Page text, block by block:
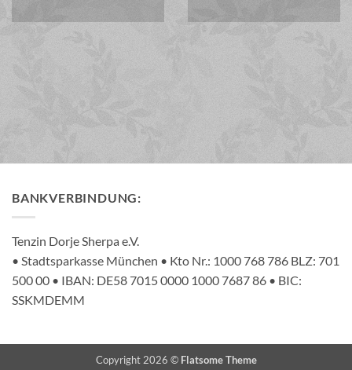
BANKVERBINDUNG:
Tenzin Dorje Sherpa e.V.
• Stadtsparkasse München • Kto Nr.: 1000 768 786 BLZ: 701
500 00 • IBAN: DE58 7015 0000 1000 7687 86 • BIC:
SSKMDEMM
Copyright 2026 © Flatsome Theme